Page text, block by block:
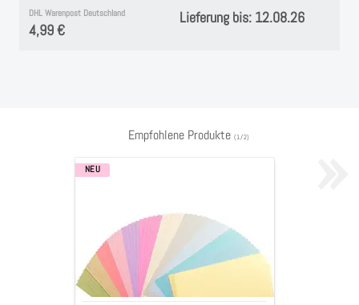
DHL Warenpost Deutschland
4,99 €
Lieferung bis: 12.08.26
Empfohlene Produkte (1/2)
Cardstock
glatt,
"modernes
Pastell",
11,4x30,5
NEU